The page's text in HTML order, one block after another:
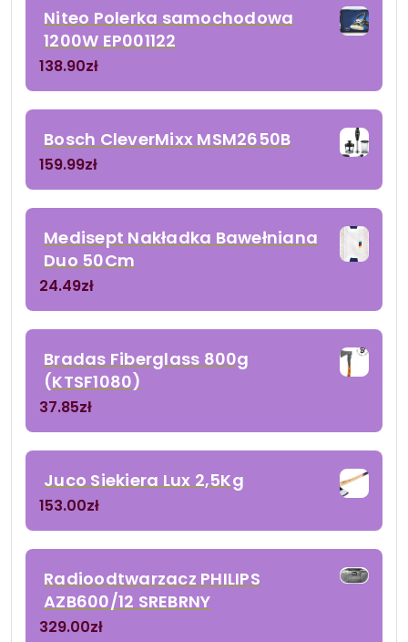
Niteo Polerka samochodowa
1200W EP001122
138.90zł
Bosch CleverMixx MSM2650B
159.99zł
Medisept Nakładka Bawełniana
Duo 50Cm
24.49zł
Bradas Fiberglass 800g
(KTSF1080)
37.85zł
Juco Siekiera Lux 2,5Kg
153.00zł
Radioodtwarzacz PHILIPS
AZB600/12 SREBRNY
329.00zł